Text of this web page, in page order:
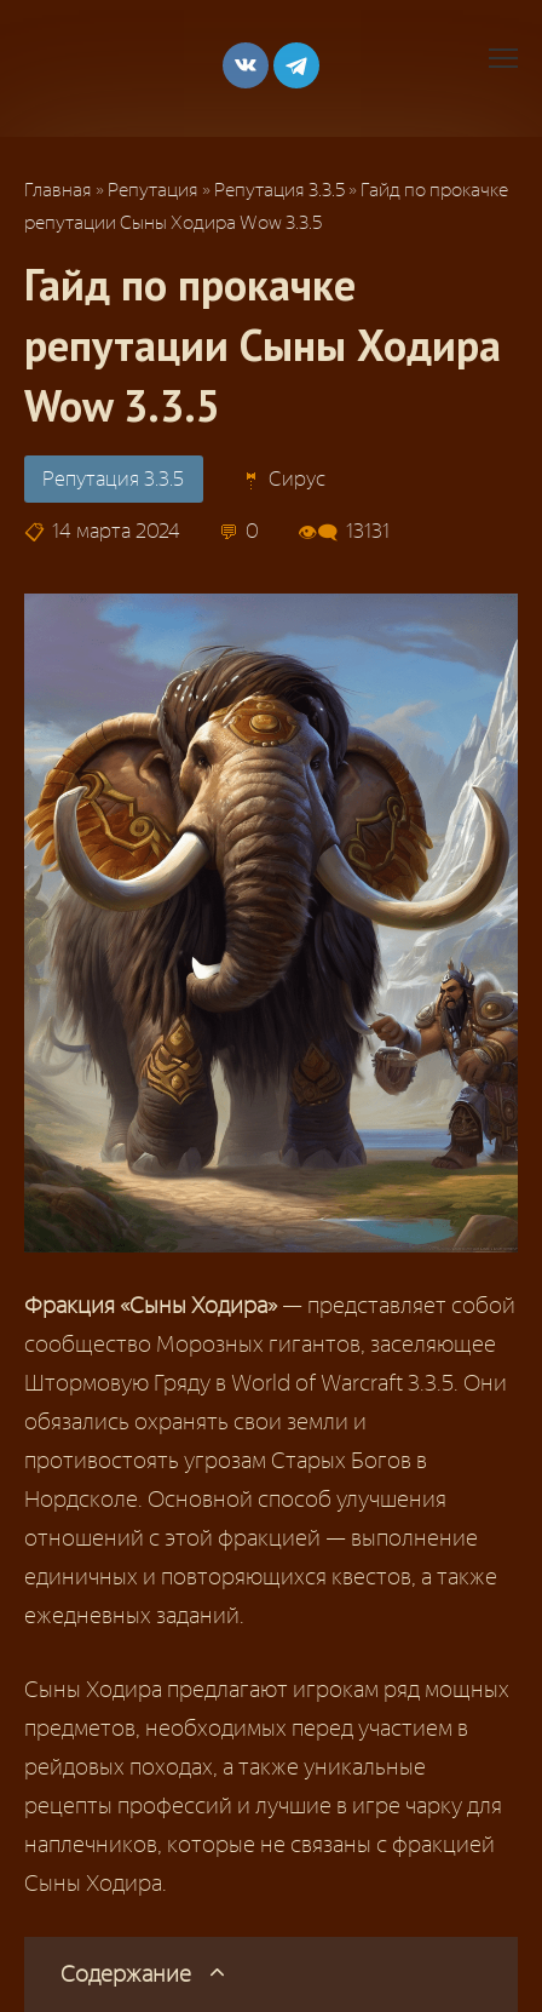
Главная » Репутация » Репутация 3.3.5 » Гайд по прокачке
репутации Сыны Ходира Wow 3.3.5
Гайд по прокачке
репутации Сыны Ходира
Wow 3.3.5
Репутация 3.3.5 Сирус
14 марта 2024 0 13131
Фракция «Сыны Ходира»— представляет собой
сообщество Морозных гигантов, заселяющее
Штормовую Гряду в World of Warcraft 3.3.5. Они
обязались охранять свои земли и
противостоять угрозам Старых Богов в
Нордсколе. Основной способ улучшения
отношений с этой фракцией — выполнение
единичных и повторяющихся квестов, а также
ежедневных заданий.
Сыны Ходира предлагают игрокам ряд мощных
предметов, необходимых перед участием в
рейдовых походах, а также уникальные
рецепты профессий и лучшие в игре чарку для
наплечников, которые не связаны с фракцией
Сыны Ходира.
Содержание